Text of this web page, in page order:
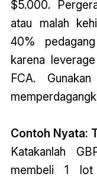
$5.000.
atau malah
40%
karena
FCA.
Contoh Nyata:
Katakanlah
membeli 1 lot